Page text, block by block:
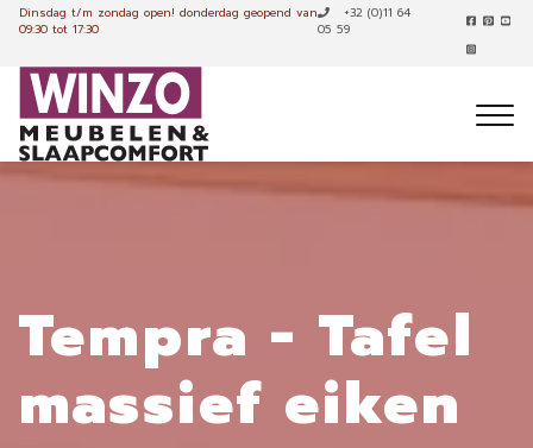
Dinsdag t/m zondag open! donderdag geopend van
09:30 tot 17:30
+32 (0)11 64
05 59
Tempra - Tafel
massief eiken